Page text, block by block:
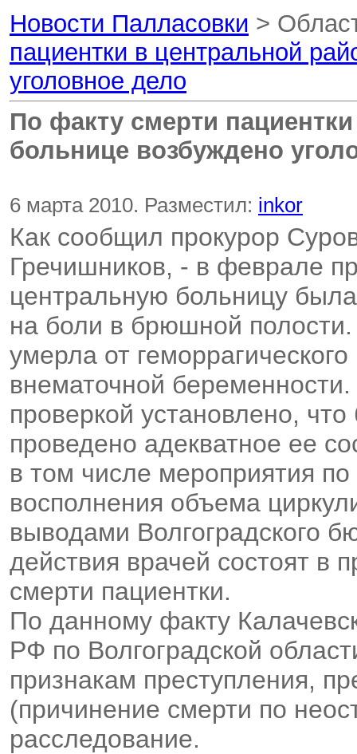
Новости Палласовки >
пациентки в центральной
уголовное дело
По факту смерти
больнице возбуждено
6 марта 2010. Разместил: inkor
Как сообщил прокурор
Гречишников, - в феврале
центральную больницу
на боли в брюшной
умерла от
внематочной
проверкой установлено,
проведено адекватное ее
в том числе мероприятия по
восполнения объема
выводами Волгоградского
действия врачей состоят в
смерти пациентки.
По данному факту
РФ по Волгоградской
признакам преступления,
(причинение смерти по
расследование.